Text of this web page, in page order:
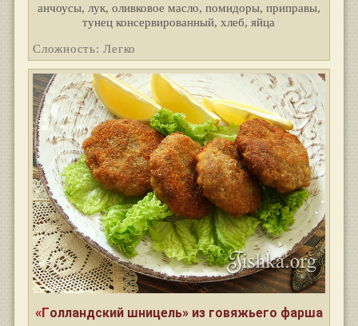
анчоусы, лук, оливковое масло, помидоры, приправы,
тунец консервированный, хлеб, яйца
Сложность: Легко
«Голландский шницель» из говяжьего фарша